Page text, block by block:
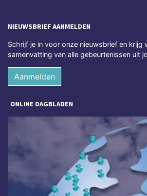
NIEUWSBRIEF AANMELDEN
Schrijf je in voor onze nieuwsbrief en krijg
samenvatting van alle gebeurtenissen uit
Aanmelden
ONLINE DAGBLADEN